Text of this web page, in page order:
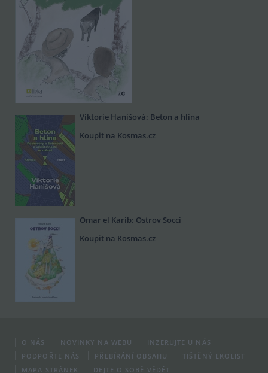
Viktorie Hanišová: Beton a hlína
Koupit na Kosmas.cz
Omar el Karib: Ostrov Socci
Koupit na Kosmas.cz
O NÁS NOVINKY NA WEBU
INZERUJTE U NÁS
PODPOŘTE NÁS
PŘEBÍRÁNÍ OBSAHU
TIŠTĚNÝ EKOLIST
MAPA STRÁNEK
DEJTE O SOBĚ VĚDĚT